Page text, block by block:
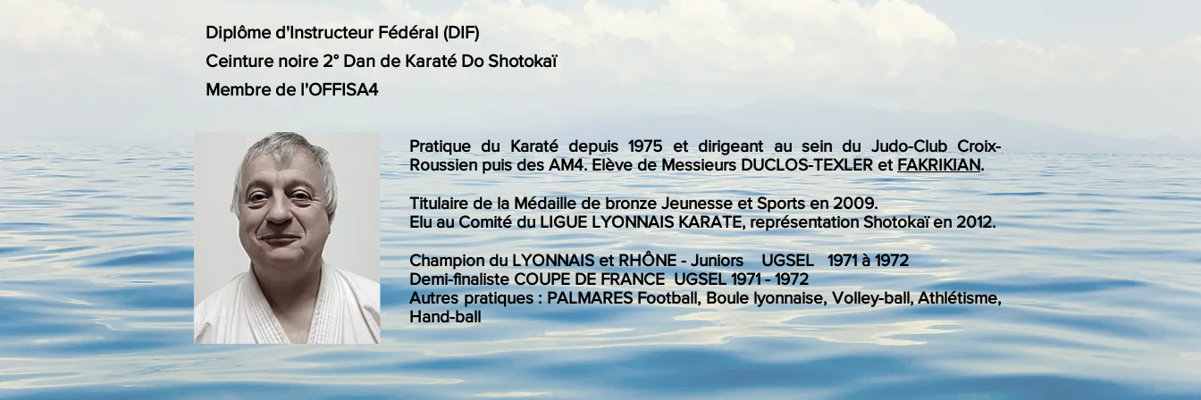
Pratique du Karaté depuis 1975 et dirigeant au sein du Judo-Club Croix-
Roussien puis des AM4. Elève de Messieurs DUCLOS-TEXLER etFAKRIKIAN.
Titulaire de la Médaille de bronze Jeunesse et Sports en 2009.
Elu au Comité du LIGUE LYONNAIS KARATE, représentation Shotokaï en 2012.
Champion du LYONNAIS et RHÔNE - Juniors UGSEL 1971 à 1972
Demi-finaliste COUPE DE FRANCE UGSEL 1971 - 1972
Autres pratiques : PALMARES Football, Boule lyonnaise, Volley-ball, Athlétisme,
Hand-ball
Diplôme d'Instructeur Fédéral (DIF)
Ceinture noire 2° Dan de Karaté Do Shotokaï
Membre de l'OFFISA4